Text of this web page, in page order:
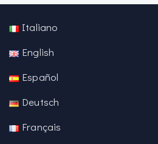
Italiano
English
Español
Deutsch
Français